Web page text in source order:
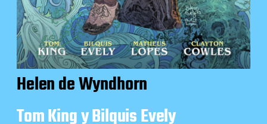
Helen de Wyndhorn
Tom King y Bilquis Evely